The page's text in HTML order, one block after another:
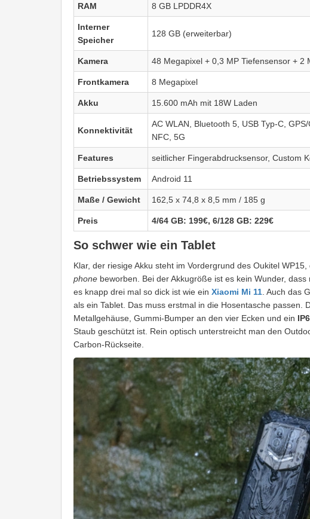
RAM 8 GB LPDDR4X
Interner
Speicher
128 GB (erweiterbar)
Kamera 48 Megapixel + 0,3 MP Tiefensensor + 2
Frontkamera 8 Megapixel
Akku 15.600 mAh mit 18W Laden
Konnektivität
AC WLAN, Bluetooth 5, USB Typ-C,
NFC, 5G
Features seitlicher Fingerabdrucksensor, Custom
Betriebssystem Android 11
Maße / Gewicht 162,5 x 74,8 x 8,5 mm / 185 g
Preis 4/64 GB: 199€, 6/128 GB: 229€
So schwer wie ein Tablet
Klar, der riesige Akku steht im Vordergrund des Oukitel
phone beworben. Bei der Akkugröße ist es kein Wunder, dass
es knapp drei mal so dick ist wie ein Xiaomi Mi 11 . Auch das
als ein Tablet. Das muss erstmal in die Hosentasche passen.
Metallgehäuse, Gummi-Bumper an den vier Ecken und ein
Staub geschützt ist. Rein optisch unterstreicht man den
Carbon-Rückseite.